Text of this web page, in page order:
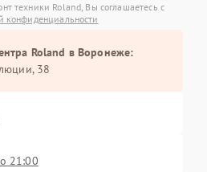
техники Roland, Вы соглашаетесь с
конфиденциальности
Roland в Воронеже:
38
21:00